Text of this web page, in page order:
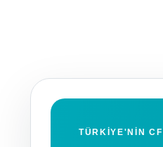
TÜRKIYE'NIN